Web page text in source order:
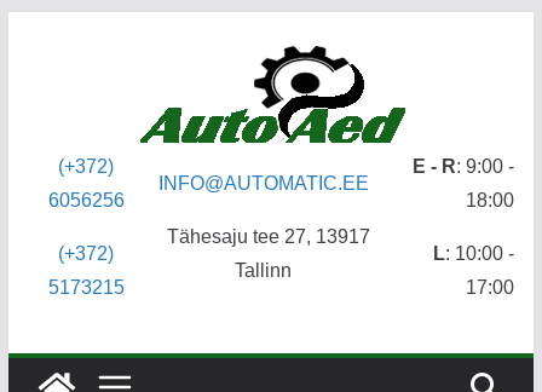
(+372)
6056256
(+372)
5173215
INFO@AUTOMATIC.EE
Tähesaju tee 27, 13917
Tallinn
E - R: 9:00 -
18:00
L: 10:00 -
17:00